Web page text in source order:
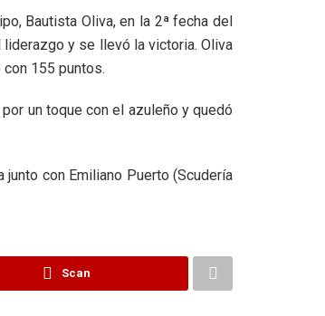
Bautista Oliva, en la 2ª fecha del
liderazgo y se llevó la victoria. Oliva
155 puntos.
un toque con el azuleño y quedó
junto con Emiliano Puerto (Scudería
Scan